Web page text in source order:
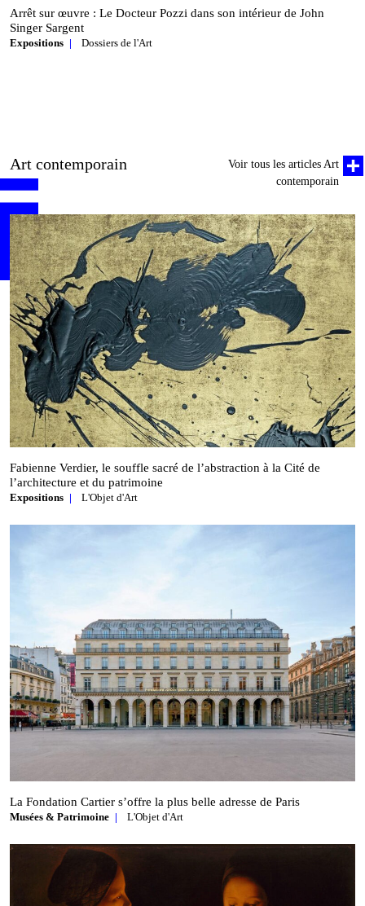
Arrêt sur œuvre : Le Docteur Pozzi dans son intérieur de John
Singer Sargent
Expositions Dossiers de l'Art
Art contemporain
Voir tous les articles Art
contemporain
Fabienne Verdier, le souffle sacré de l’abstraction à la Cité de
l’architecture et du patrimoine
Expositions L'Objet d'Art
La Fondation Cartier s’offre la plus belle adresse de Paris
Musées & Patrimoine L'Objet d'Art